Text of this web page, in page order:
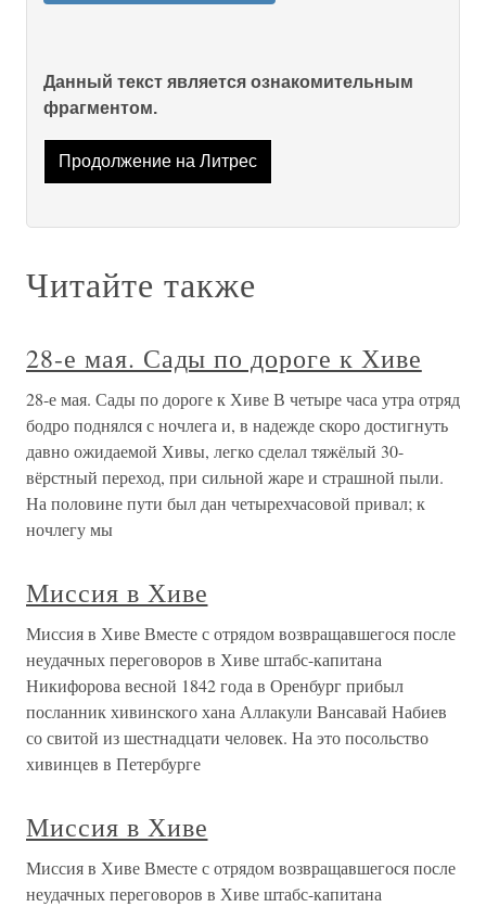
Данный текст является ознакомительным
фрагментом.
Продолжение на Литрес
Читайте также
28-е мая. Сады по дороге к Хиве
28-е мая. Сады по дороге к Хиве В четыре часа утра отряд
бодро поднялся с ночлега и, в надежде скоро достигнуть
давно ожидаемой Хивы, легко сделал тяжёлый 30-
вёрстный переход, при сильной жаре и страшной пыли.
На половине пути был дан четырехчасовой привал; к
ночлегу мы
Миссия в Хиве
Миссия в Хиве Вместе с отрядом возвращавшегося после
неудачных переговоров в Хиве штабс-капитана
Никифорова весной 1842 года в Оренбург прибыл
посланник хивинского хана Аллакули Вансавай Набиев
со свитой из шестнадцати человек. На это посольство
хивинцев в Петербурге
Миссия в Хиве
Миссия в Хиве Вместе с отрядом возвращавшегося после
неудачных переговоров в Хиве штабс-капитана